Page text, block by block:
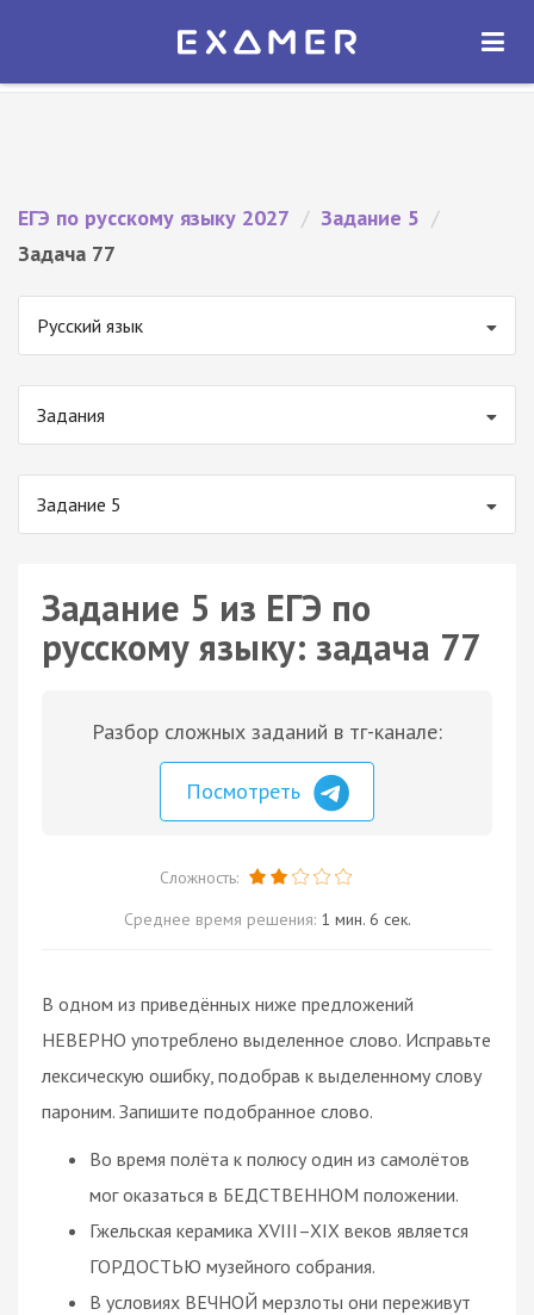
Экзамер — ЕГЭ 2027
ОТКРЫТЬ
ЕГЭ по русскому языку 2027 / Задание 5 /
Задача 77
Русский язык
Задания
Задание 5
Задание 5 из ЕГЭ по
русскому языку: задача 77
Разбор сложных заданий в тг-канале:
Посмотреть
Сложность:
Среднее время решения: 1 мин. 6 сек.
В одном из приведённых ниже предложений
НЕВЕРНО употреблено выделенное слово. Исправьте
лексическую ошибку, подобрав к выделенному слову
пароним. Запишите подобранное слово.
Во время полёта к полюсу один из самолётов
мог оказаться в БЕДСТВЕННОМ положении.
Гжельская керамика XVIII–XIX веков является
ГОРДОСТЬЮ музейного собрания.
В условиях ВЕЧНОЙ мерзлоты они переживут